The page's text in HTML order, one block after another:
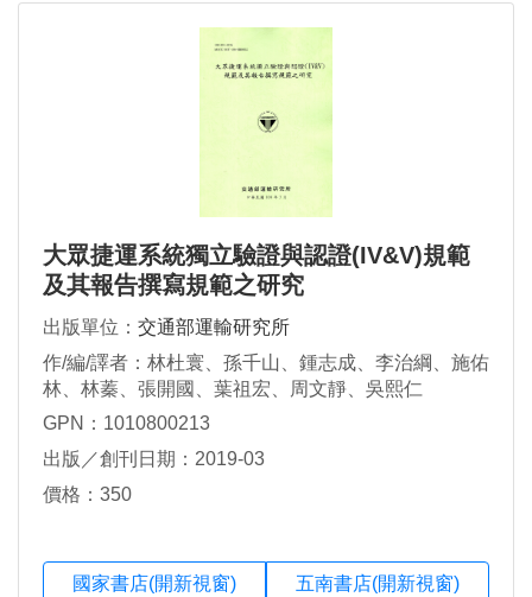
大眾捷運系統獨立驗證與認證(IV&V)規範
及其報告撰寫規範之研究
出版單位： 交通部運輸研究所
作/編/譯者：林杜寰、孫千山、鍾志成、李治綱、施佑
林、林蓁、張開國、葉祖宏、周文靜、吳熙仁
GPN：1010800213
出版／創刊日期：2019-03
價格：350
國家書店(開新視窗) 五南書店(開新視窗)